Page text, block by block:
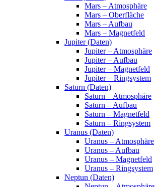
Mars – Atmosphäre
Mars – Oberfläche
Mars – Aufbau
Mars – Magnetfeld
Jupiter (Daten)
Jupiter – Atmosphäre
Jupiter – Aufbau
Jupiter – Magnetfeld
Jupiter – Ringsystem
Saturn (Daten)
Saturn – Atmosphäre
Saturn – Aufbau
Saturn – Magnetfeld
Saturn – Ringsystem
Uranus (Daten)
Uranus – Atmosphäre
Uranus – Aufbau
Uranus – Magnetfeld
Uranus – Ringsystem
Neptun (Daten)